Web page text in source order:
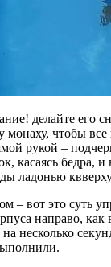
делайте его
монаху, чтобы все
рукой –
касаясь бедра,
ладонью
– вот это суть
направо,
несколько